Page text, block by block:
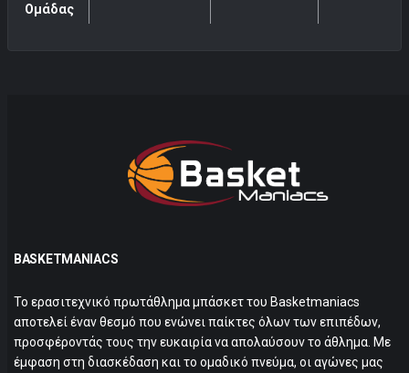
Ομάδας
BASKETMANIACS
Το ερασιτεχνικό πρωτάθλημα μπάσκετ του Basketmaniacs
αποτελεί έναν θεσμό που ενώνει παίκτες όλων των επιπέδων,
προσφέροντάς τους την ευκαιρία να απολαύσουν το άθλημα. Με
έμφαση στη διασκέδαση και το ομαδικό πνεύμα, οι αγώνες μας